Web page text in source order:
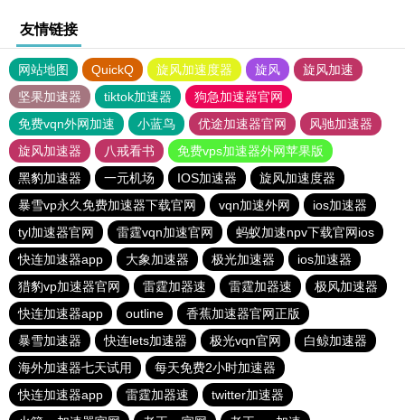
友情链接
网站地图 QuickQ 旋风加速度器 旋风
旋风加速
坚果加速器
tiktok加速器
狗急加速器官网
免费vqn外网加速
小蓝鸟 优途加速器官网
风驰加速器
旋风加速器
八戒看书
免费vps加速器外网苹果版
黑豹加速器
一元机场 IOS加速器
旋风加速度器
暴雪vp永久免费加速器下载官网
vqn加速外网
ios加速器
tyl加速器官网
雷霆vqn加速官网
蚂蚁加速npv下载官网ios
快连加速器app
大象加速器 极光加速器
ios加速器
猎豹vp加速器官网
雷霆加器速 雷霆加器速
极风加速器
快连加速器app
outline
香蕉加速器官网正版
暴雪加速器
快连lets加速器 极光vqn官网
白鲸加速器
海外加速器七天试用
每天免费2小时加速器
快连加速器app
雷霆加器速
twitter加速器